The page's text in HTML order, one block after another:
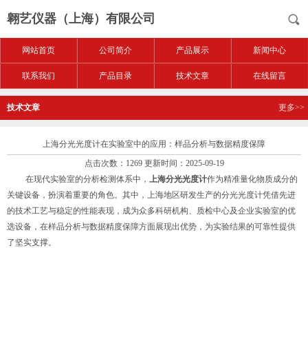
翱艺仪器（上海）有限公司
网站首页 公司简介 产品展示 新闻中心
联系我们 产品目录 技术文章 在线留言
技术文章 更多>>
上海分光光度计在实验室中的应用：样品分析与数据精度保障
点击次数：1269 更新时间：2025-09-19
在现代实验室的分析检测体系中， 上海分光光度计作为精准量化物质成分的
关键设备，扮演着重要的角色。其中，上海地区研发生产的分光光度计凭借先进
的技术工艺与稳定的性能表现，成为众多科研机构、质检中心及企业实验室的优
选设备，在样品分析与数据精度保障方面展现出优势，为实验结果的可靠性提供
了坚实支撑。